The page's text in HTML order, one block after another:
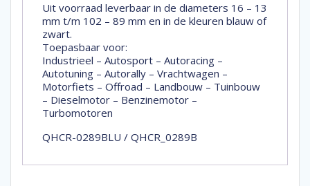
Uit voorraad leverbaar in de diameters 16 – 13
mm t/m 102 – 89 mm en in de kleuren blauw of
zwart.
Toepasbaar voor:
Industrieel – Autosport – Autoracing –
Autotuning – Autorally – Vrachtwagen –
Motorfiets – Offroad – Landbouw – Tuinbouw
– Dieselmotor – Benzinemotor –
Turbomotoren
QHCR-0289BLU / QHCR_0289B